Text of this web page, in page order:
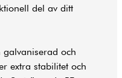
del av ditt
och
extra stabilitet och